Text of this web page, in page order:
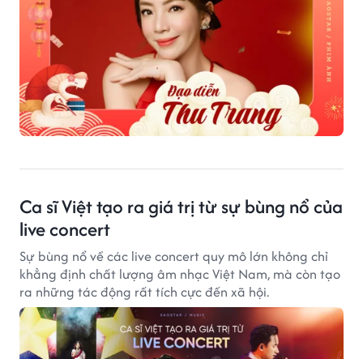
Ca sĩ Việt tạo ra giá trị từ sự bùng nổ của
live concert
Sự bùng nổ về các live concert quy mô lớn không chỉ
khẳng định chất lượng âm nhạc Việt Nam, mà còn tạo
ra những tác động rất tích cực đến xã hội.